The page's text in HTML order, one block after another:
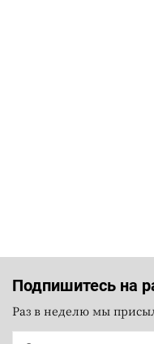
Подпишитесь на
Раз в неделю мы